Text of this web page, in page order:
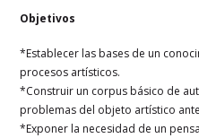
Objetivos
*Establecer las bases de un
procesos artísticos.
*Construir un corpus básico de
problemas del objeto artístico
*Exponer la necesidad de un